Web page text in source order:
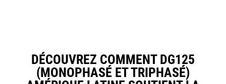
DÉCOUVREZ COMMENT DG125
(MONOPHASÉ ET TRIPHASÉ)